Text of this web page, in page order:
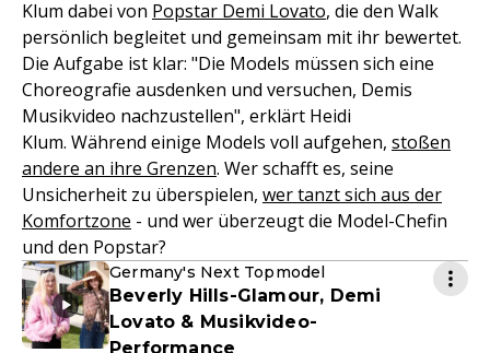
Klum dabei von Popstar Demi Lovato, die den Walk
persönlich begleitet und gemeinsam mit ihr bewertet.
Die Aufgabe ist klar: "Die Models müssen sich eine
Choreografie ausdenken und versuchen, Demis
Musikvideo nachzustellen", erklärt Heidi
Klum. Während einige Models voll aufgehen, stoßen
andere an ihre Grenzen. Wer schafft es, seine
Unsicherheit zu überspielen, wer tanzt sich aus der
Komfortzone - und wer überzeugt die Model-Chefin
und den Popstar?
Germany's Next Topmodel
Beverly Hills-Glamour, Demi
Lovato & Musikvideo-
Performance